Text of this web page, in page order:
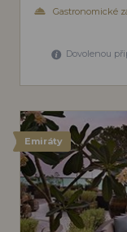
Gastronomické
Dovolenou
Emiráty